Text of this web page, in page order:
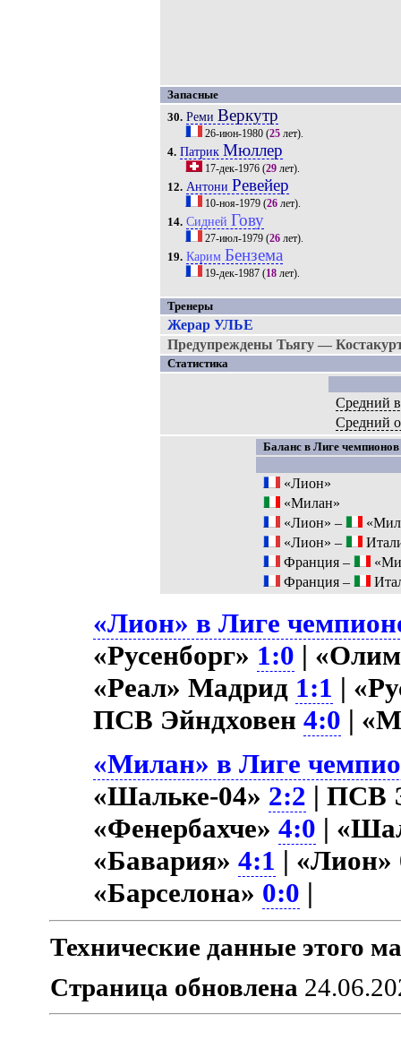
Запасные
30. Реми Веркутр
26-июн-1980(25лет).
4. Патрик Мюллер
17-дек-1976(29лет).
12. Антони Ревейер
10-ноя-1979(26лет).
14. Сидней Гову
27-июл-1979(26лет).
19. Карим Бензема
19-дек-1987(18лет).
Тренеры
Жерар УЛЬЕ
Предупреждены Тьягу —
Статистика
Средний
Средний
Баланс в Лиге чемпионов
«Лион»
«Милан»
«Лион» –
«Лион» –
Франция –
Франция –
«Лион» в Лиге
«Русенборг» 1:0 |
«Реал» Мадрид 1:1 |
ПСВ Эйндховен4:0 |
«Милан» в Лиге
«Шальке-04» 2:2 | ПСВ
«Фенербахче»4:0 |
«Бавария»4:1 |
«Барселона» 0:0 |
Технические данные этого
Страница обновлена